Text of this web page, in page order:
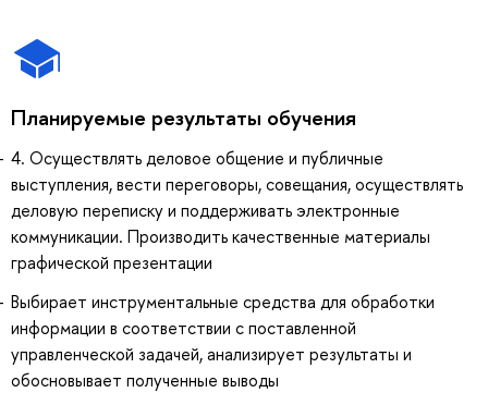
Планируемые результаты обучения
4. Осуществлять деловое общение и публичные
выступления, вести переговоры, совещания, осуществлять
деловую переписку и поддерживать электронные
коммуникации. Производить качественные материалы
графической презентации
Выбирает инструментальные средства для обработки
информации в соответствии с поставленной
управленческой задачей, анализирует результаты и
обосновывает полученные выводы